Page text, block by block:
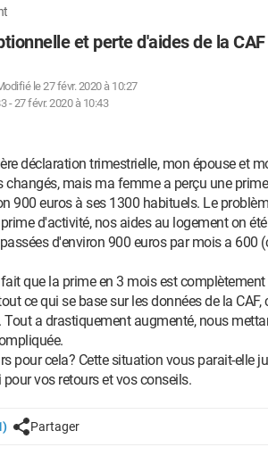
et perte d'aides de la CAF
le 27 févr. 2020 à 10:27
-27 févr. 2020 à 10:43
déclaration trimestrielle, mon épouse et
changés, mais ma femme a perçu une
900 euros à ses 1300 habituels. Le
d'activité, nos aides au logement on
d'environ 900 euros par mois a 600
que la prime en 3 mois est
ce qui se base sur les données de la
Tout a drastiquement augmenté, nous
pour cela? Cette situation vous parait-elle
vos retours et vos conseils.
Partager